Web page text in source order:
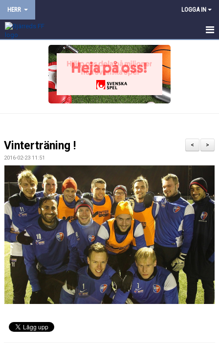
HERR LOGGA IN
DOKUMENT
KONTAKT
PROVTRÄNING
TRÄNINGSMATCHER
MATCHER
>
<
Vinterträning !
2016-02-23 11:51